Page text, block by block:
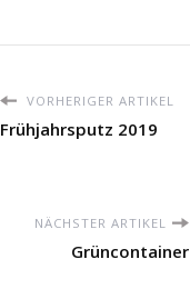
VORHERIGER ARTIKEL
Frühjahrsputz 2019
NÄCHSTER ARTIKEL
Grüncontainer